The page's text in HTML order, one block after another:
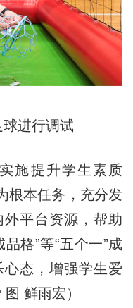
进行调试
提升学生素质
根本任务，充分发
平台资源，帮助
格”等“五个一”成
态，增强学生爱
鲜雨宏）